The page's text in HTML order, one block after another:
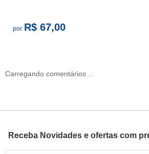
por R$ 67,00
Carregando comentários ...
Receba Novidades e ofertas com